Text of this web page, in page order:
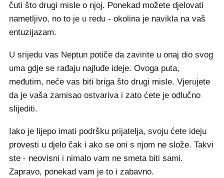
čuti što drugi misle o njoj. Ponekad možete djelovati
nametljivo, no to je u redu - okolina je navikla na vaš
entuzijazam.
U srijedu vas Neptun potiče da zavirite u onaj dio svog
uma gdje se rađaju najluđe ideje. Ovoga puta,
međutim, neće vas biti briga što drugi misle. Vjerujete
da je vaša zamisao ostvariva i zato ćete je odlučno
slijediti.
Iako je lijepo imati podršku prijatelja, svoju ćete ideju
provesti u djelo čak i ako se oni s njom ne slože. Takvi
ste - neovisni i nimalo vam ne smeta biti sami.
Zapravo, ponekad vam je to i zabavno.